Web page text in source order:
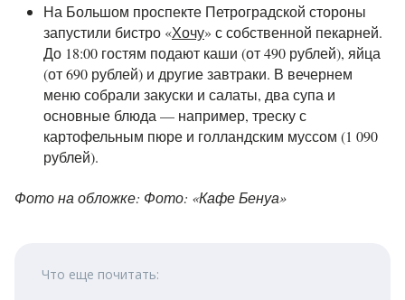
На Большом проспекте Петроградской стороны
запустили бистро «Хочу» с собственной пекарней.
До 18:00 гостям подают каши (от 490 рублей), яйца
(от 690 рублей) и другие завтраки. В вечернем
меню собрали закуски и салаты, два супа и
основные блюда — например, треску с
картофельным пюре и голландским муссом (1 090
рублей).
Фото на обложке: Фото: «Кафе Бенуа»
Что еще почитать: